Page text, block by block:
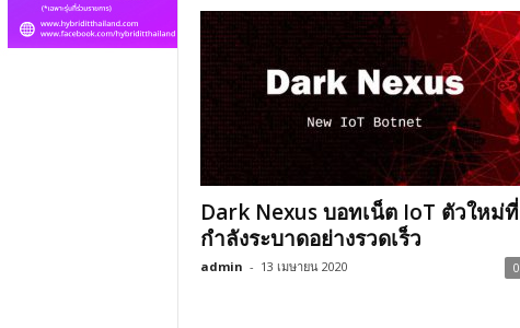
Dark Nexus บอทเน็ต IoT ตัวใหม่ที่
กำลังระบาดอย่างรวดเร็ว
admin - 13 เมษายน 2020 0